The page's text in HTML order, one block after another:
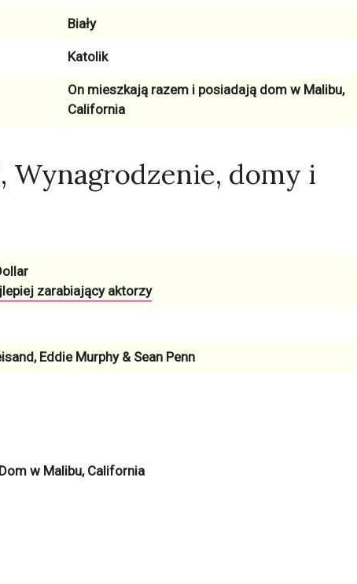
Biały
Katolik
On mieszkają razem i posiadają dom w Malibu,
California
Wynagrodzenie, domy i
zarabiający aktorzy
Eddie Murphy & Sean Penn
Dom w Malibu, California